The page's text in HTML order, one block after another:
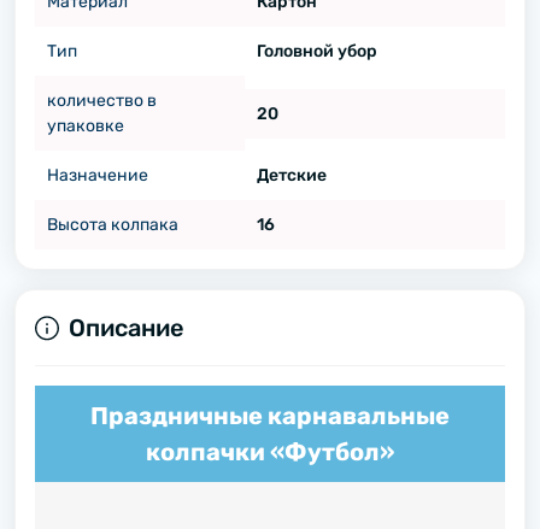
Тип Головной убор
количество в
упаковке
20
Назначение Детские
Высота колпака 16
Описание
Праздничные карнавальные
колпачки «Футбол»